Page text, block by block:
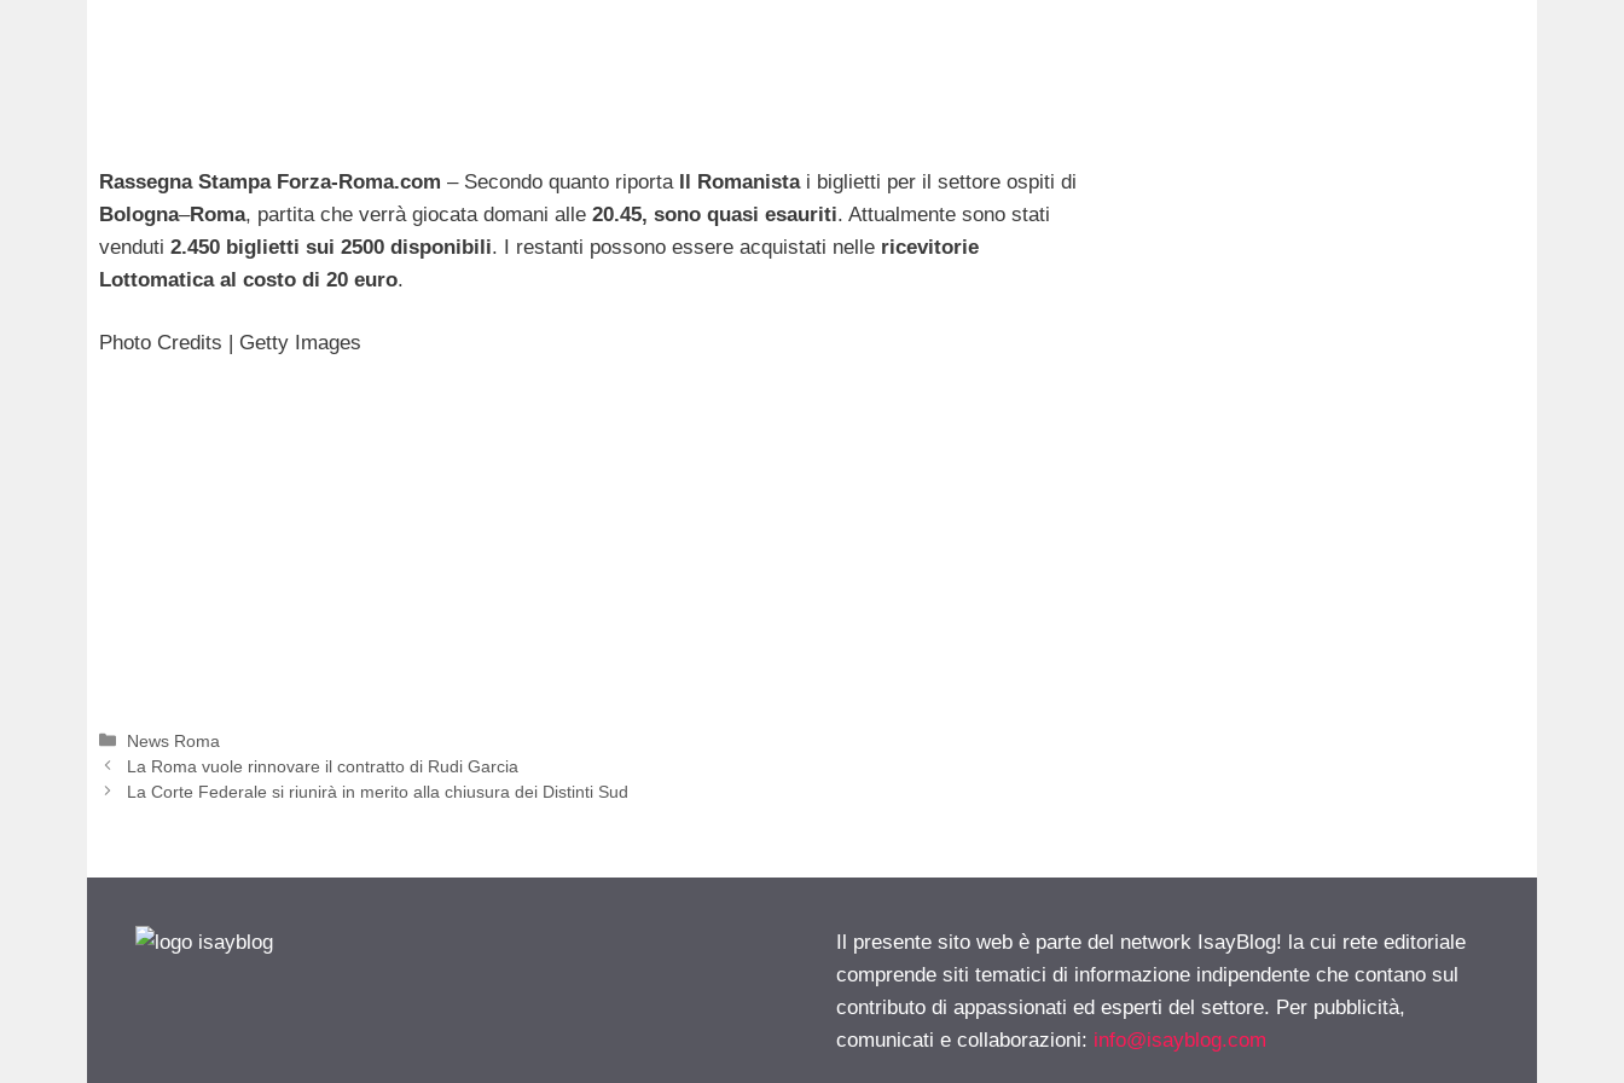
Rassegna Stampa Forza-Roma.com – Secondo quanto riporta Il Romanistai biglietti per il settore ospiti di
Bologna–Roma, partita che verrà giocata domani alle 20.45, sono quasi esauriti. Attualmente sono stati
venduti 2.450 biglietti sui 2500 disponibili. I restanti possono essere acquistati nelle ricevitorie
Lottomatica al costo di 20 euro.
Photo Credits | Getty Images
Categorie
News Roma
La Roma vuole rinnovare il contratto di Rudi Garcia
La Corte Federale si riunirà in merito alla chiusura dei Distinti Sud
Il presente sito web è parte del network IsayBlog! la cui rete editoriale
comprende siti tematici di informazione indipendente che contano sul
contributo di appassionati ed esperti del settore. Per pubblicità,
comunicati e collaborazioni: info@isayblog.com